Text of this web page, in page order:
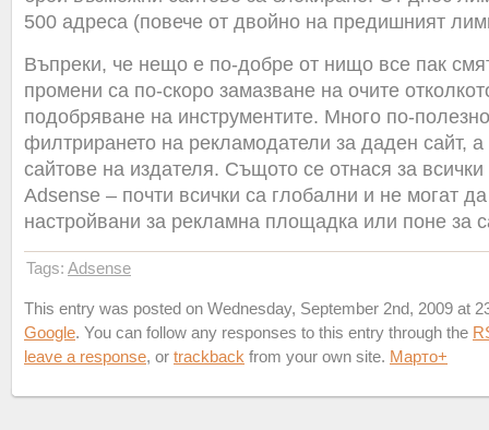
500 адреса (повече от двойно на предишният
Въпреки, че нещо е по-добре от нищо все пак
промени са по-скоро замазване на очите
подобряване на инструментите. Много по-
филтрирането на рекламодатели за даден сайт, а
сайтове на издателя. Същото се отнася за
Adsense – почти всички са глобални и не могат
настройвани за рекламна площадка или поне за
Tags: Adsense
This entry was posted on Wednesday, September 2nd, 2009 at
Google. You can follow any responses to this entry through the
leave a response, or trackback from your own site. Марто+